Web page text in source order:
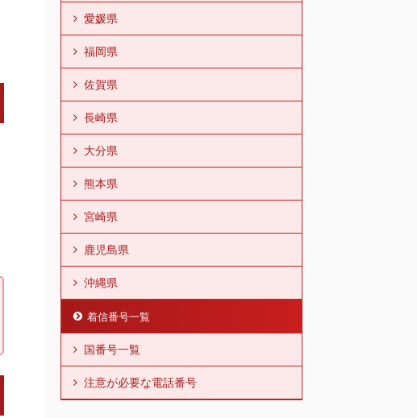
愛媛県
福岡県
佐賀県
長崎県
大分県
熊本県
宮崎県
鹿児島県
沖縄県
着信番号一覧
国番号一覧
注意が必要な電話番号